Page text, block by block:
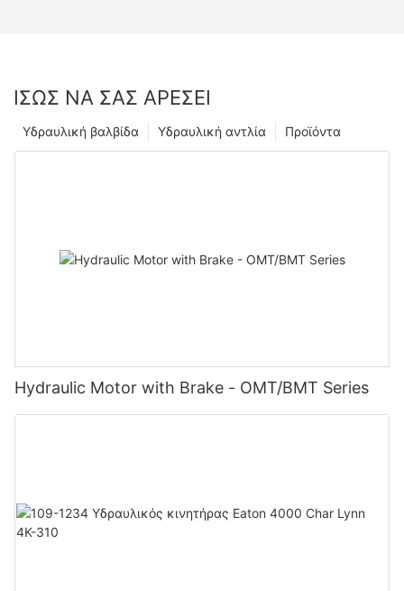
ΊΣΩΣ ΝΑ ΣΑΣ ΑΡΈΣΕΙ
Προϊόντα
Υδραυλική αντλία
Υδραυλική βαλβίδα
Hydraulic Motor with Brake - OMT/BMT Series